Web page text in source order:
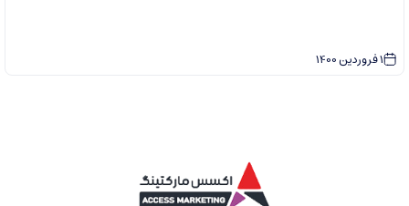
1فروردین1400